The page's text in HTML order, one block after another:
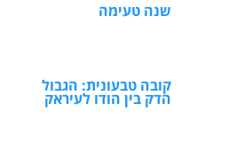
שנה טעימה
קובה טבעונית: הגבול
הדק בין הודו לעיראק